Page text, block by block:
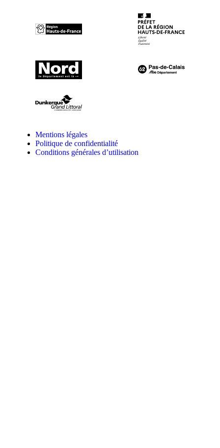
Mentions légales
Politique de confidentialité
Conditions générales d’utilisation